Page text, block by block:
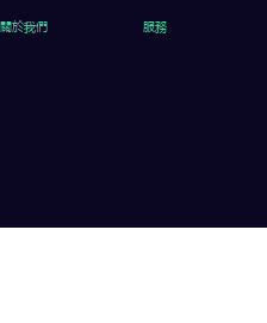
關於我們 服務